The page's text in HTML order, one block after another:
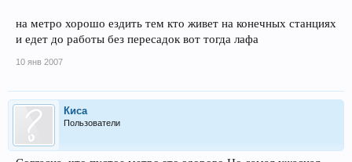
на метро хорошо ездить тем кто живет на конечных станциях
и едет до работы без пересадок вот тогда лафа
10 янв 2007
Киса
Пользователи